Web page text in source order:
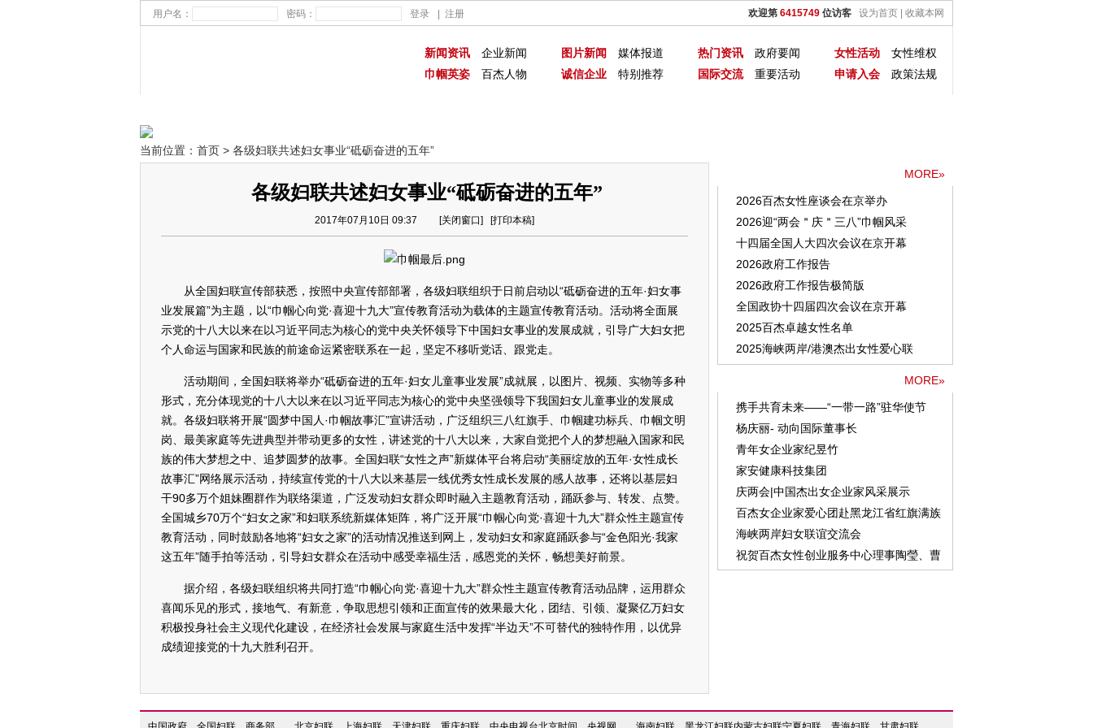
用户名： 密码： 登录 注册 欢迎第 6415749 位访客 设为首页 收藏本网
新闻资讯
企业新闻
巾帼英姿
百杰人物
图片新闻
媒体报道
诚信企业
特别推荐
热门资讯
政府要闻
国际交流
重要活动
女性活动
女性维权
申请入会
政策法规
当前位置： 首页 > 各级妇联共述妇女事业“砥砺奋进的五年”
各级妇联共述妇女事业“砥砺奋进的五年”
2017年07月10日 09:37 [关闭窗口] [打印本稿]
从全国妇联宣传部获悉，按照中央宣传部部署，各级妇联组织于日前启动以“砥砺奋进的五年·妇女事
业发展篇”为主题，以“巾帼心向党·喜迎十九大”宣传教育活动为载体的主题宣传教育活动。活动将全面展
示党的十八大以来在以习近平同志为核心的党中央关怀领导下中国妇女事业的发展成就，引导广大妇女把
个人命运与国家和民族的前途命运紧密联系在一起，坚定不移听党话、跟党走。
活动期间，全国妇联将举办“砥砺奋进的五年·妇女儿童事业发展”成就展，以图片、视频、实物等多种
形式，充分体现党的十八大以来在以习近平同志为核心的党中央坚强领导下我国妇女儿童事业的发展成
就。各级妇联将开展“圆梦中国人·巾帼故事汇”宣讲活动，广泛组织三八红旗手、巾帼建功标兵、巾帼文明
岗、最美家庭等先进典型并带动更多的女性，讲述党的十八大以来，大家自觉把个人的梦想融入国家和民
族的伟大梦想之中、追梦圆梦的故事。全国妇联“女性之声”新媒体平台将启动“美丽绽放的五年·女性成长
故事汇”网络展示活动，持续宣传党的十八大以来基层一线优秀女性成长发展的感人故事，还将以基层妇
干90多万个姐妹圈群作为联络渠道，广泛发动妇女群众即时融入主题教育活动，踊跃参与、转发、点赞。
全国城乡70万个“妇女之家”和妇联系统新媒体矩阵，将广泛开展“巾帼心向党·喜迎十九大”群众性主题宣传
教育活动，同时鼓励各地将“妇女之家”的活动情况推送到网上，发动妇女和家庭踊跃参与“金色阳光·我家
这五年”随手拍等活动，引导妇女群众在活动中感受幸福生活，感恩党的关怀，畅想美好前景。
据介绍，各级妇联组织将共同打造“巾帼心向党·喜迎十九大”群众性主题宣传教育活动品牌，运用群众
喜闻乐见的形式，接地气、有新意，争取思想引领和正面宣传的效果最大化，团结、引领、凝聚亿万妇女
积极投身社会主义现代化建设，在经济社会发展与家庭生活中发挥“半边天”不可替代的独特作用，以优异
成绩迎接党的十九大胜利召开。
MORE»
2026百杰女性座谈会在京举办
2026迎“两会＂庆＂三八”巾帼风采
十四届全国人大四次会议在京开幕
2026政府工作报告
2026政府工作报告极简版
全国政协十四届四次会议在京开幕
2025百杰卓越女性名单
2025海峡两岸/港澳杰出女性爱心联
MORE»
携手共育未来——“一带一路”驻华使节
杨庆丽- 动向国际董事长
青年女企业家纪昱竹
家安健康科技集团
庆两会|中国杰出女企业家风采展示
百杰女企业家爱心团赴黑龙江省红旗满族
海峡两岸妇女联谊交流会
祝贺百杰女性创业服务中心理事陶瑩、曹